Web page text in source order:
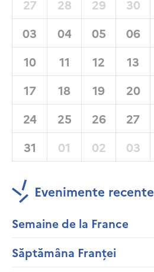
27 28 29 30
03
04 05 06
10
11 12 13
17
18 19 20
24
25 26 27
31
01 02 03
Evenimente recente
Semaine de la France
Săptămâna Franței